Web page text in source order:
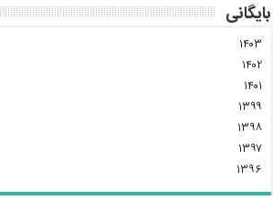
بایگانی
۱۴۰۳
۱۴۰۲
۱۴۰۱
۱۳۹۹
۱۳۹۸
۱۳۹۷
۱۳۹۶